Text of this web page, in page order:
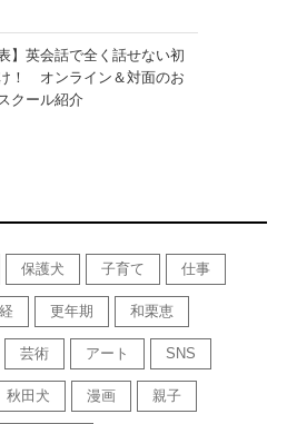
】英会話で全く話せない初
！ オンライン＆対面のお
クール紹介
保護犬 子育て 仕事
更年期 和栗恵
芸術 アート SNS
秋田犬 漫画 親子